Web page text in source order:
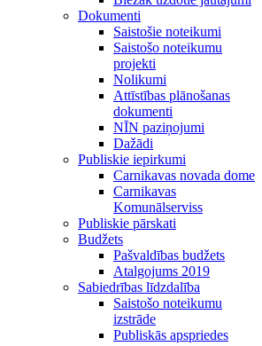
Dokumenti
Saistošie noteikumi
Saistošo noteikumu
projekti
Nolikumi
Attīstības plānošanas
dokumenti
NĪN paziņojumi
Dažādi
Publiskie iepirkumi
Carnikavas novada dome
Carnikavas
Komunālserviss
Publiskie pārskati
Budžets
Pašvaldības budžets
Atalgojums 2019
Sabiedrības līdzdalība
Saistošo noteikumu
izstrāde
Publiskās apspriedes